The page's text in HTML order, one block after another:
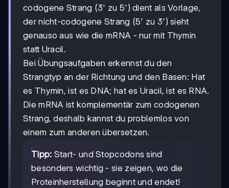
codogene Strang (3' zu 5') dient als Vorlage,
der nicht-codogene Strang (5' zu 3') sieht
genauso aus wie die mRNA - nur mit Thymin
statt Uracil.
Bei Übungsaufgaben erkennst du den
Strangtyp an der Richtung und den Basen: Hat
es Thymin, ist es DNA; hat es Uracil, ist es RNA.
Die mRNA ist komplementär zum codogenen
Strang, deshalb kannst du problemlos von
einem zum anderen übersetzen.
Tipp: Start- und Stopcodons sind
besonders wichtig - sie zeigen, wo die
Proteinherstellung beginnt und endet!